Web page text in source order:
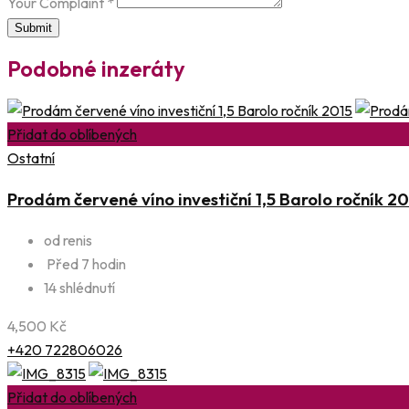
Submit
Podobné inzeráty
Přidat do oblíbených
Ostatní
Prodám červené víno investiční 1,5 Barolo ročník
od renis
Před 7 hodin
14 shlédnutí
4,500 Kč
+420 722806026
Přidat do oblíbených